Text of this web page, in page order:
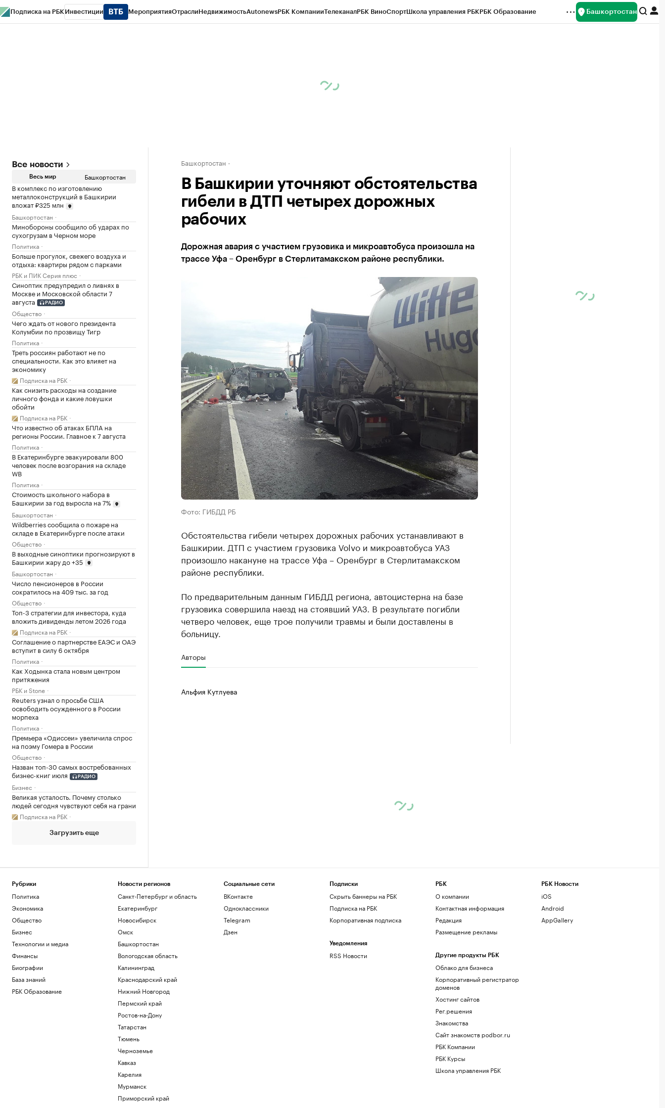
Подписка на РБК Инвестиции МероприятияОтраслиНедвижимостьAutonewsРБК КомпанииТелеканалРБК ВиноСпортШкола управления РБКРБК Образование Башкортостан
Все новости
Весь мир Башкортостан
В комплекс по изготовлению
металлоконструкций в Башкирии
вложат ₽325 млн
Башкортостан
Минобороны сообщило об ударах по
сухогрузам в Черном море
Политика
Больше прогулок, свежего воздуха и
отдыха: квартиры рядом с парками
РБК и ПИК Серия плюс
Синоптик предупредил о ливнях в
Москве и Московской области 7
августа
РАДИО
Общество
Чего ждать от нового президента
Колумбии по прозвищу Тигр
Политика
Треть россиян работают не по
специальности. Как это влияет на
экономику
Подписка на РБК
Как снизить расходы на создание
личного фонда и какие ловушки
обойти
Подписка на РБК
Что известно об атаках БПЛА на
регионы России. Главное к 7 августа
Политика
В Екатеринбурге эвакуировали 800
человек после возгорания на складе
WB
Политика
Стоимость школьного набора в
Башкирии за год выросла на 7%
Башкортостан
Wildberries сообщила о пожаре на
складе в Екатеринбурге после атаки
Общество
В выходные синоптики прогнозируют в
Башкирии жару до +35
Башкортостан
Число пенсионеров в России
сократилось на 409 тыс. за год
Общество
Топ-3 стратегии для инвестора, куда
вложить дивиденды летом 2026 года
Подписка на РБК
Соглашение о партнерстве ЕАЭС и ОАЭ
вступит в силу 6 октября
Политика
Как Ходынка стала новым центром
притяжения
РБК и Stone
Reuters узнал о просьбе США
освободить осужденного в России
морпеха
Политика
Премьера «Одиссеи» увеличила спрос
на поэму Гомера в России
Общество
Назван топ-30 самых востребованных
бизнес-книг июля
РАДИО
Бизнес
Великая усталость. Почему столько
людей сегодня чувствуют себя на грани
Подписка на РБК
Загрузить еще
Башкортостан
В Башкирии уточняют обстоятельства
гибели в ДТП четырех дорожных
рабочих
Дорожная авария с участием грузовика и микроавтобуса произошла на
трассе Уфа – Оренбург в Стерлитамакском районе республики.
Фото: ГИБДД РБ
Обстоятельства гибели четырех дорожных рабочих устанавливают в
Башкирии. ДТП с участием грузовика Volvo и микроавтобуса УАЗ
произошло накануне на трассе Уфа – Оренбург в Стерлитамакском
районе республики.
По предварительным данным ГИБДД региона, автоцистерна на базе
грузовика совершила наезд на стоявший УАЗ. В результате погибли
четверо человек, еще трое получили травмы и были доставлены в
больницу.
Авторы
Альфия Кутлуева
Рубрики
Политика
Экономика
Общество
Бизнес
Технологии и медиа
Финансы
Биографии
База знаний
РБК Образование
Новости регионов
Санкт-Петербург и область
Екатеринбург
Новосибирск
Омск
Башкортостан
Вологодская область
Калининград
Краснодарский край
Нижний Новгород
Пермский край
Ростов-на-Дону
Татарстан
Тюмень
Черноземье
Кавказ
Карелия
Мурманск
Приморский край
Социальные сети
ВКонтакте
Одноклассники
Telegram
Дзен
Подписки
Скрыть баннеры на РБК
Подписка на РБК
Корпоративная подписка
Уведомления
RSS Новости
РБК
О компании
Контактная информация
Редакция
Размещение рекламы
Другие продукты РБК
Облако для бизнеса
Корпоративный регистратор
доменов
Хостинг сайтов
Рег.решения
Знакомства
Сайт знакомств podbor.ru
РБК Компании
РБК Курсы
Школа управления РБК
РБК Новости
iOS
Android
AppGallery